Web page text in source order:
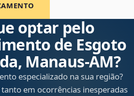
optar pelo
de Esgoto
Manaus‑AM?
especializado na sua região?
em ocorrências inesperadas